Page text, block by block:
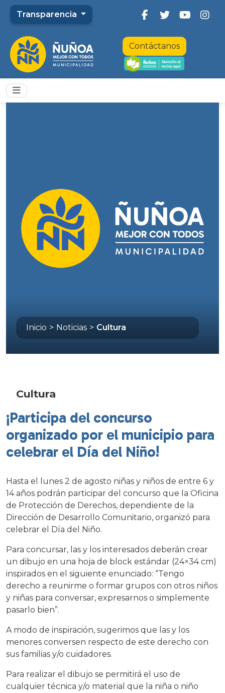
Transparencia
Contáctanos
Inicio > Noticias > Cultura
Cultura
¡Participa del concurso
organizado por el municipio para
celebrar el Día del Niño!
Hasta el lunes 2 de agosto niñas y niños de entre 6 y
14 años podrán participar del concurso que la Oficina
de Protección de Derechos, dependiente de la
Dirección de Desarrollo Comunitario, organizó para
celebrar el Día del Niño.
Para concursar, las y los interesados deberán crear
un dibujo en una hoja de block estándar (24×34 cm)
inspirados en el siguiente enunciado: “Tengo
derecho a reunirme o formar grupos con otros niños
y niñas para conversar, expresarnos o simplemente
pasarlo bien”.
A modo de inspiración, sugerimos que las y los
menores conversen respecto de este derecho con
sus familias y/o cuidadores.
Para realizar el dibujo se permitirá el uso de
cualquier técnica y/o material que la niña o niño